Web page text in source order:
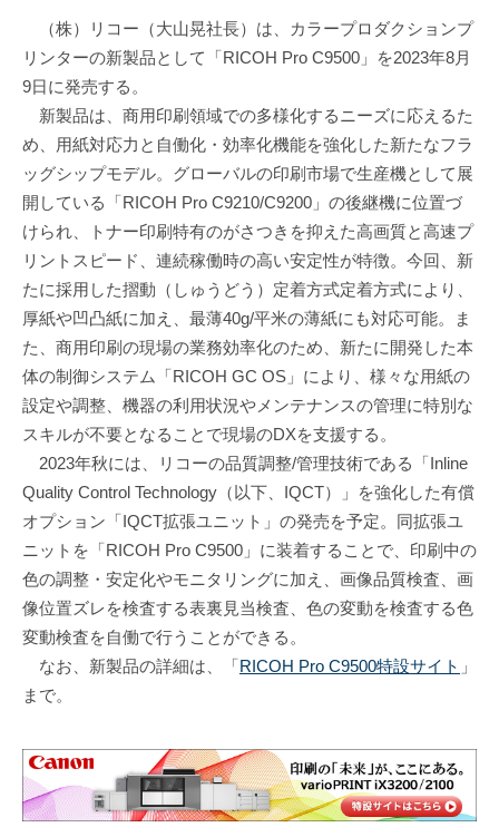
（株）リコー（大山晃社長）は、カラープロダクションプ
リンターの新製品として「RICOH Pro C9500」を2023年8月
9日に発売する。
新製品は、商用印刷領域での多様化するニーズに応えるた
め、用紙対応力と自働化・効率化機能を強化した新たなフラ
ッグシップモデル。グローバルの印刷市場で生産機として展
開している「RICOH Pro C9210/C9200」の後継機に位置づ
けられ、トナー印刷特有のがさつきを抑えた高画質と高速プ
リントスピード、連続稼働時の高い安定性が特徴。今回、新
たに採用した摺動（しゅうどう）定着方式定着方式により、
厚紙や凹凸紙に加え、最薄40g/平米の薄紙にも対応可能。ま
た、商用印刷の現場の業務効率化のため、新たに開発した本
体の制御システム「RICOH GC OS」により、様々な用紙の
設定や調整、機器の利用状況やメンテナンスの管理に特別な
スキルが不要となることで現場のDXを支援する。
2023年秋には、リコーの品質調整/管理技術である「Inline
Quality Control Technology（以下、IQCT）」を強化した有償
オプション「IQCT拡張ユニット」の発売を予定。同拡張ユ
ニットを「RICOH Pro C9500」に装着することで、印刷中の
色の調整・安定化やモニタリングに加え、画像品質検査、画
像位置ズレを検査する表裏見当検査、色の変動を検査する色
変動検査を自働で行うことができる。
なお、新製品の詳細は、「 RICOH Pro C9500特設サイト 」
まで。